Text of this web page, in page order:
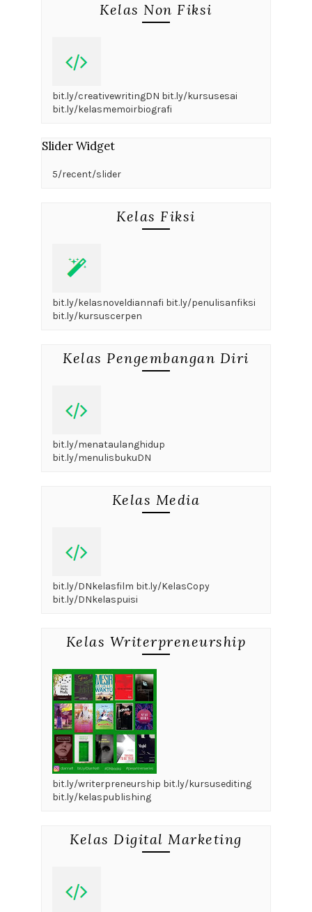
Kelas Non Fiksi
bit.ly/creativewritingDN bit.ly/kursusesai
bit.ly/kelasmemoirbiografi
Slider Widget
5/recent/slider
Kelas Fiksi
bit.ly/kelasnoveldiannafi bit.ly/penulisanfiksi
bit.ly/kursuscerpen
Kelas Pengembangan Diri
bit.ly/menataulanghidup
bit.ly/menulisbukuDN
Kelas Media
bit.ly/DNkelasfilm bit.ly/KelasCopy
bit.ly/DNkelaspuisi
Kelas Writerpreneurship
bit.ly/writerpreneurship bit.ly/kursusediting
bit.ly/kelaspublishing
Kelas Digital Marketing